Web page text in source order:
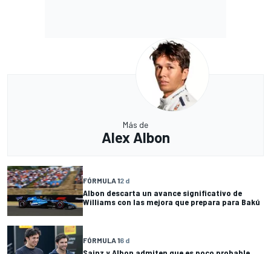
Más de
Alex Albon
FÓRMULA 12 d
Albon descarta un avance significativo de
Williams con las mejora que prepara para Bakú
FÓRMULA 16 d